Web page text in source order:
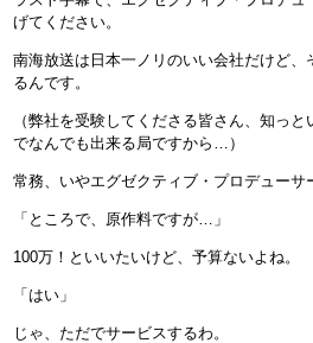
げてください。
南海放送は日本一ノリのいい会社だけど
るんです。
（弊社を受験してくださる皆さん、知っ
でなんでも出来る局ですから…）
常務、いやエグゼクティブ・プロデューサ
「ところで、原作料ですが…」
100万！といいたいけど、予算ないよね。
「はい」
じゃ、ただでサービスするわ。